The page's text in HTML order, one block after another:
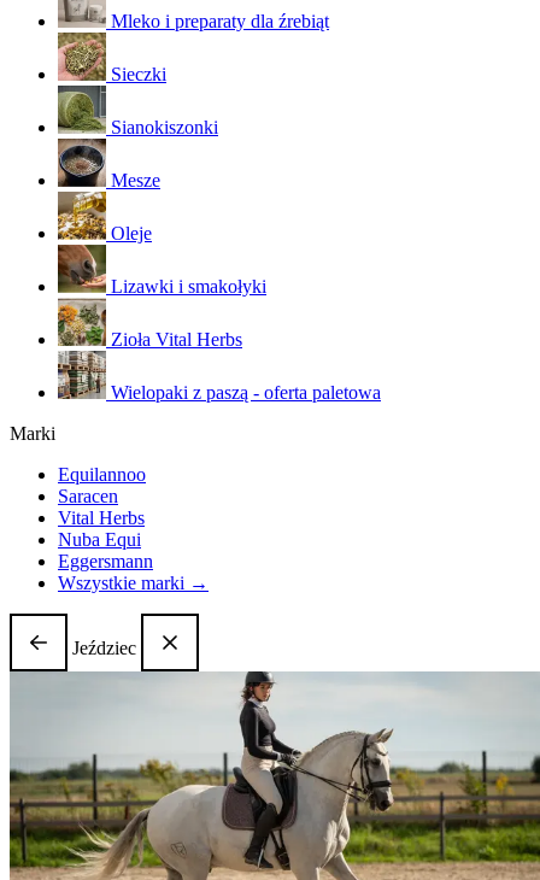
Mleko i preparaty dla źrebiąt
Sieczki
Sianokiszonki
Mesze
Oleje
Lizawki i smakołyki
Zioła Vital Herbs
Wielopaki z paszą - oferta paletowa
Marki
Equilannoo
Saracen
Vital Herbs
Nuba Equi
Eggersmann
Wszystkie marki →
Jeździec